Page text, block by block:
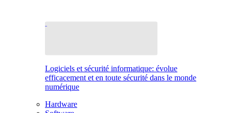
Logiciels et sécurité informatique: évolue
efficacement et en toute sécurité dans le monde
numérique
Hardware